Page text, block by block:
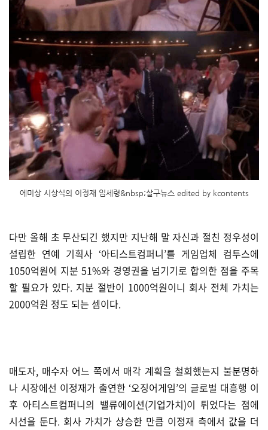
에미상 시상식의 이정재 임세령&nbsp;살구뉴스 edited by kcontents
다만 올해 초 무산되긴 했지만 지난해 말 자신과 절친 정우성이
설립한 연예 기획사 ‘아티스트컴퍼니’를 게임업체 컴투스에
1050억원에 지분 51%와 경영권을 넘기기로 합의한 점을 주목
할 필요가 있다. 지분 절반이 1000억원이니 회사 전체 가치는
2000억원 정도 되는 셈이다.
매도자, 매수자 어느 쪽에서 매각 계획을 철회했는지 불분명하
나 시장에선 이정재가 출연한 ‘오징어게임’의 글로벌 대흥행 이
후 아티스트컴퍼니의 밸류에이션(기업가치)이 튀었다는 점에
시선을 둔다. 회사 가치가 상승한 만큼 이정재 측에서 값을 더